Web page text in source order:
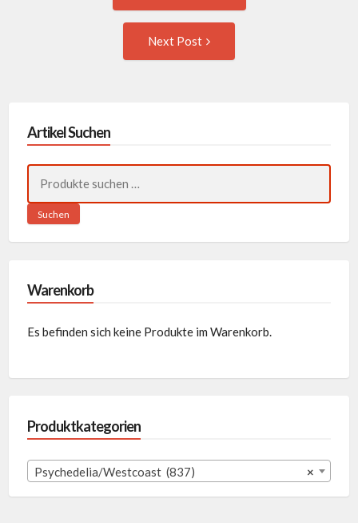
navigation
Next Post
Artikel Suchen
nach:
Suchen
Warenkorb
Es befinden sich keine Produkte im Warenkorb.
Produktkategorien
×
Psychedelia/Westcoast (837)